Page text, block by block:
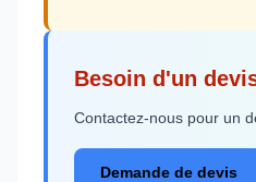
Besoin d'un
Contactez-nous pour un
Demande de devis